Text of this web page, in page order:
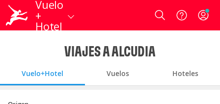
Vuelo
+
Hotel
Login
VIAJES A ALCUDIA
Vuelo+Hotel Vuelos Hoteles